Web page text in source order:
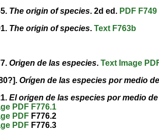
The origin of species. 2d ed. PDF F749
The origin of species.Text F763b
Origen de las especies.Text Image
Orígen de las especies por medio
El origen de las especies por medio
PDF F776.1
PDF F776.2
PDF F776.3